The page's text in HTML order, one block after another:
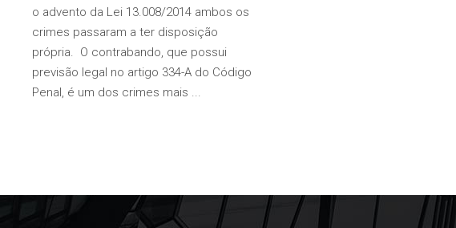
o advento da Lei 13.008/2014 ambos os
crimes passaram a ter disposição
própria. O contrabando, que possui
previsão legal no artigo 334-A do Código
Penal, é um dos crimes mais